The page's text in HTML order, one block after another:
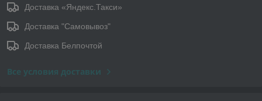
Доставка «Яндекс.Такси»
Доставка "Самовывоз"
Доставка Белпочтой
Все условия доставки